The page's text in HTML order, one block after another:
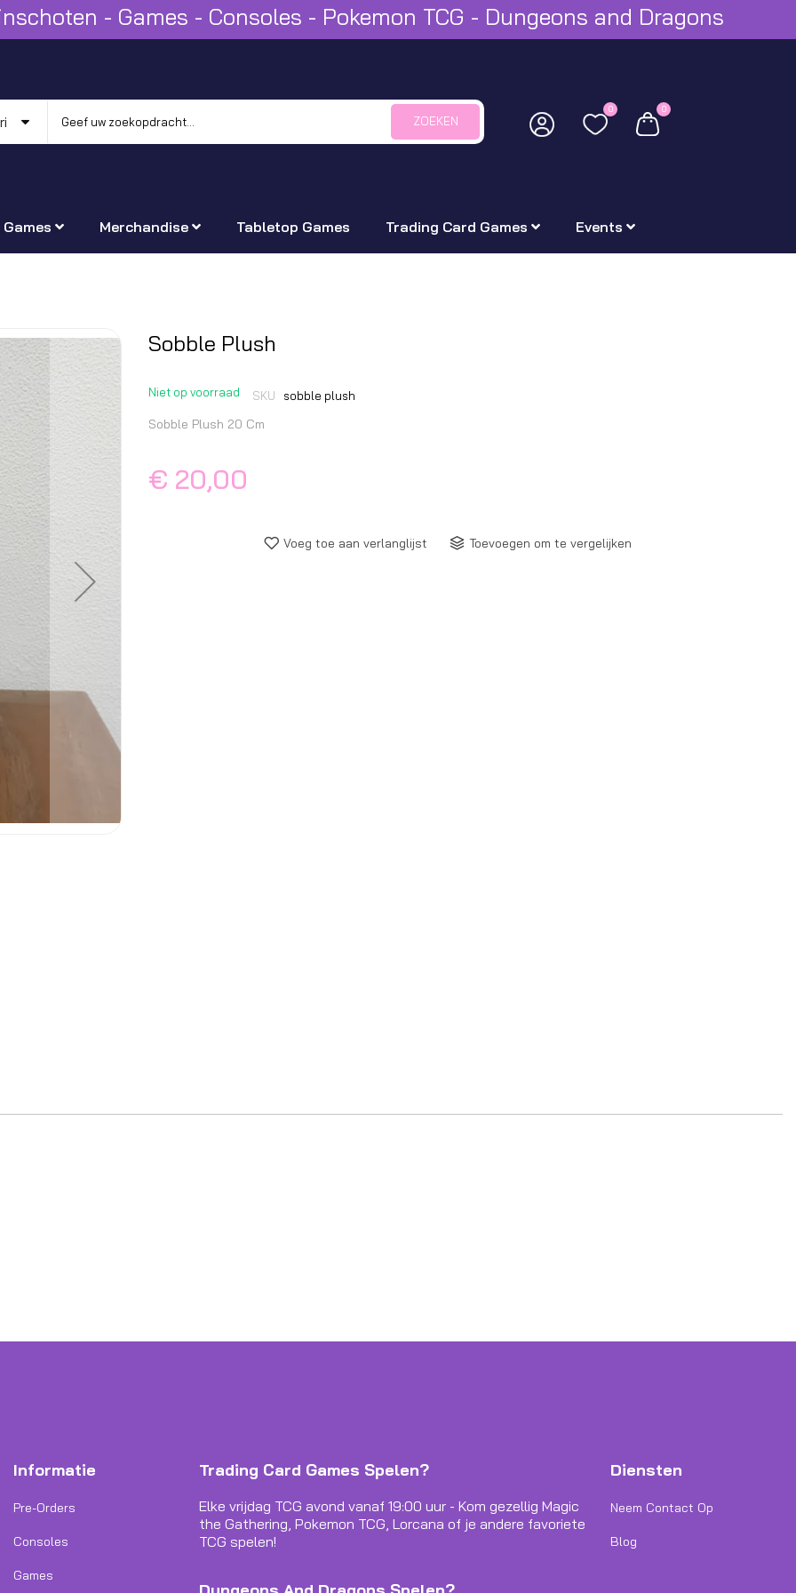
- Games - Consoles - Pokemon TCG - Dungeons and Dragons
ZOEKEN
0 0
Games Merchandise Tabletop Games Trading Card Games Events
begin
afbeeldingen-
gallerij
Sobble Plush
Niet op voorraad SKU sobble plush
Sobble Plush 20 Cm
€ 20,00
Voeg toe aan verlanglijst Toevoegen om te vergelijken
Informatie
Pre-Orders
Consoles
Games
Trading Card Games Spelen?
Elke vrijdag TCG avond vanaf 19:00 uur - Kom gezellig Magic
the Gathering, Pokemon TCG, Lorcana of je andere favoriete
TCG spelen!
Diensten
Neem Contact Op
Blog